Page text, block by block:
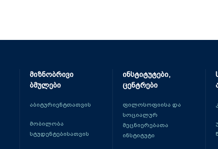
მიზნობრივი
ბმულები
აბიტურიენტთათვის
მობილობა
სტუდენტებისათვის
ინსტიტუტები,
ცენტრები
ფილოსოფიისა და
სოციალურ
მეცნიერებათა
ინსტიტუტი